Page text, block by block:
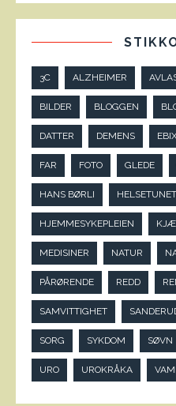
3C ALZHEIMER
BILDER BLOGGEN
DATTER DEMENS
FAR FOTO GLEDE
HANS BØRLI HELSETUNET
HJEMMESYKEPLEIEN
MEDISINER NATUR
PÅRØRENDE REDD
SAMVITTIGHET
SORG SYKDOM SØVN
URO UROKRÅKA